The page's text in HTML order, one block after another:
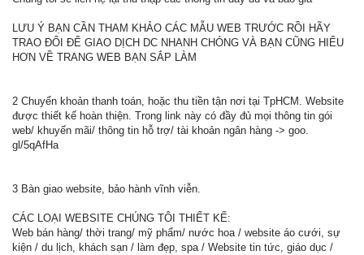
LƯU Ý BẠN CẦN THAM KHẢO CÁC MẪU WEB TRƯỚC RỒI HÃY
TRAO ĐỔI ĐỂ GIAO DỊCH DC NHANH CHÓNG VÀ BẠN CŨNG HIỂU
HƠN VỀ TRANG WEB BẠN SẮP LÀM
2 Chuyển khoản thanh toán, hoặc thu tiền tận nơi tại TpHCM. Website
được thiết kế hoàn thiện. Trong link này có đầy đủ mọi thông tin gói
web/ khuyến mãi/ thông tin hỗ trợ/ tài khoản ngân hàng -> goo.
gl/5qAfHa
3 Bàn giao website, bảo hành vĩnh viễn.
CÁC LOẠI WEBSITE CHÚNG TÔI THIẾT KẾ:
Web bán hàng/ thời trang/ mỹ phẩm/ nước hoa / website áo cưới, sự
kiện / du lịch, khách sạn / làm đẹp, spa / Website tin tức, giáo dục /